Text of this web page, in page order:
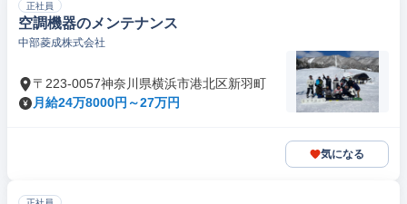
正社員
空調機器のメンテナンス
中部菱成株式会社
〒223-0057神奈川県横浜市港北区新羽町
月給24万8000円～27万円
気になる